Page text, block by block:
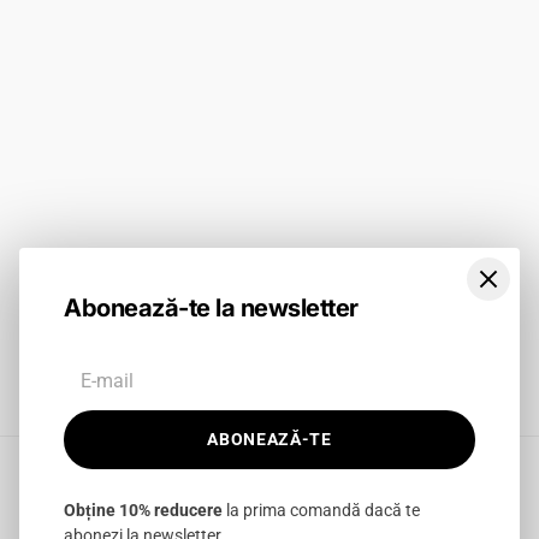
Abonează-te la newsletter
ABONEAZĂ-TE
Obține 10% reducere la prima comandă dacă te
Facebook
Instagram
TikTok